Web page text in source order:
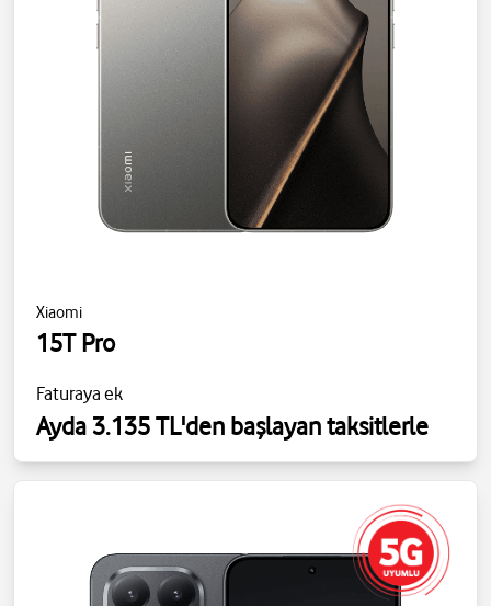
Xiaomi
15T Pro
Faturaya ek
Ayda 3.135 TL'den başlayan taksitlerle